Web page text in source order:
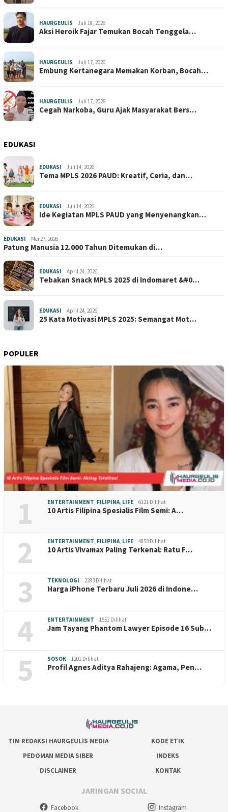
HAURGEULIS Juli 18, 2026
Aksi Heroik Fajar Temukan Bocah Tenggela…
HAURGEULIS Juli 17, 2026
Embung Kertanegara Memakan Korban, Bocah…
HAURGEULIS Juli 17, 2026
Cegah Narkoba, Guru Ajak Masyarakat Bers…
EDUKASI
EDUKASI Juli 14, 2026
Tema MPLS 2026 PAUD: Kreatif, Ceria, dan…
EDUKASI Juli 14, 2026
Ide Kegiatan MPLS PAUD yang Menyenangkan…
EDUKASI Mei 27, 2026
Patung Manusia 12.000 Tahun Ditemukan di…
EDUKASI April 24, 2026
Tebakan Snack MPLS 2025 di Indomaret &#0…
EDUKASI April 24, 2026
25 Kata Motivasi MPLS 2025: Semangat Mot…
POPULER
1 ENTERTAINMENT FILIPINA LIFE 6121 Dilihat
10 Artis Filipina Spesialis Film Semi: A…
2 ENTERTAINMENT FILIPINA LIFE 4853 Dilihat
10 Artis Vivamax Paling Terkenal: Ratu F…
3 TEKNOLOGI 2283 Dilihat
Harga iPhone Terbaru Juli 2026 di Indone…
4 ENTERTAINMENT 1551 Dilihat
Jam Tayang Phantom Lawyer Episode 16 Sub…
5 SOSOK 1201 Dilihat
Profil Agnes Aditya Rahajeng: Agama, Pen…
TIM REDAKSI HAURGEULIS MEDIA
KODE ETIK
PEDOMAN MEDIA SIBER
INDEKS
DISCLAIMER
KONTAK
JARINGAN SOCIAL
Facebook Instagram